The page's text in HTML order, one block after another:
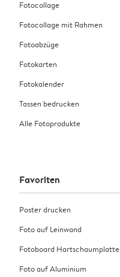
Fotocollage
Fotocollage mit Rahmen
Fotoabzüge
Fotokarten
Fotokalender
Tassen bedrucken
Alle Fotoprodukte
Favoriten
Poster drucken
Foto auf Leinwand
Fotoboard Hartschaumplatte
Foto auf Aluminium